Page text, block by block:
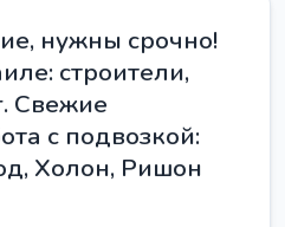
нужны срочно!
строители,
Свежие
с подвозкой:
Холон, Ришон